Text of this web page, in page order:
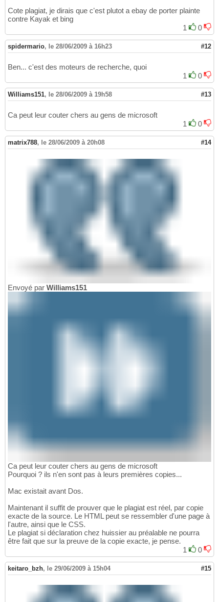
Cote plagiat, je dirais que c'est plutot a ebay de porter plainte
contre Kayak et bing
1
0
spidermario, le 28/06/2009 à 16h23 #12
Ben... c'est des moteurs de recherche, quoi
1
0
Williams151, le 28/06/2009 à 19h58 #13
Ca peut leur couter chers au gens de microsoft
1
0
matrix788, le 28/06/2009 à 20h08 #14
Envoyé par Williams151
Ca peut leur couter chers au gens de microsoft
Pourquoi ? ils n'en sont pas à leurs premières copies...
Mac existait avant Dos.
Maintenant il suffit de prouver que le plagiat est réel, par copie
exacte de la source. Le HTML peut se ressembler d'une page à
l'autre, ainsi que le CSS.
Le plagiat si déclaration chez huissier au préalable ne pourra
être fait que sur la preuve de la copie exacte, je pense.
1
0
keitaro_bzh, le 29/06/2009 à 15h04 #15